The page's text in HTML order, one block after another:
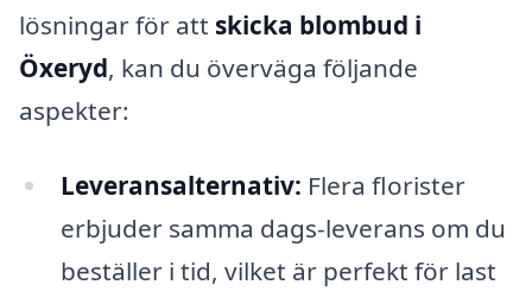
lösningar för att skicka blombud i
Öxeryd, kan du överväga följande
aspekter:
Leveransalternativ: Flera florister
erbjuder samma dags-leverans om du
beställer i tid, vilket är perfekt för last